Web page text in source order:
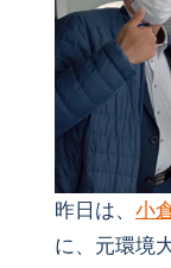
昨日は、 小
に、元環境